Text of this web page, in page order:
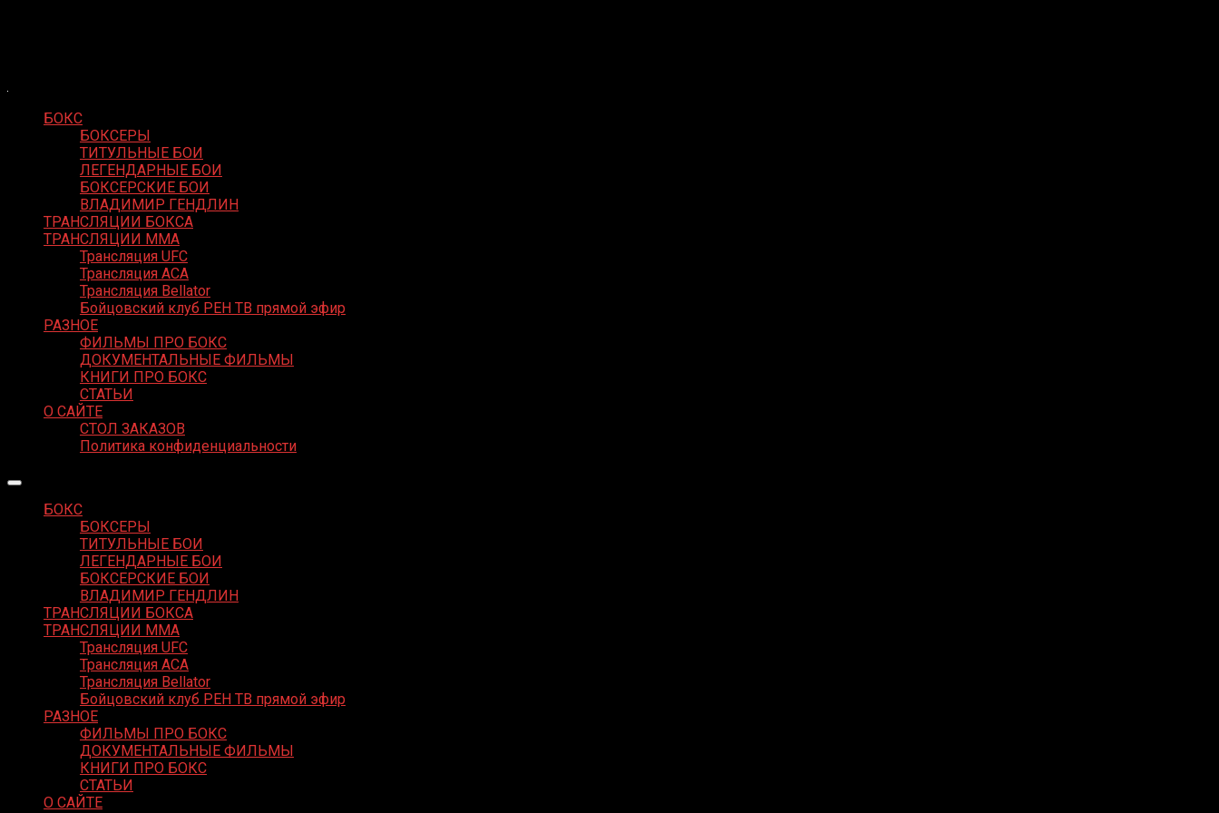
БОКС
БОКСЕРЫ
ТИТУЛЬНЫЕ БОИ
ЛЕГЕНДАРНЫЕ БОИ
БОКСЕРСКИЕ БОИ
ВЛАДИМИР ГЕНДЛИН
ТРАНСЛЯЦИИ БОКСА
ТРАНСЛЯЦИИ MMA
Трансляция UFC
Трансляция ACA
Трансляция Bellator
Бойцовский клуб РЕН ТВ прямой эфир
РАЗНОЕ
ФИЛЬМЫ ПРО БОКС
ДОКУМЕНТАЛЬНЫЕ ФИЛЬМЫ
КНИГИ ПРО БОКС
СТАТЬИ
О САЙТЕ
СТОЛ ЗАКАЗОВ
Политика конфиденциальности
БОКС
БОКСЕРЫ
ТИТУЛЬНЫЕ БОИ
ЛЕГЕНДАРНЫЕ БОИ
БОКСЕРСКИЕ БОИ
ВЛАДИМИР ГЕНДЛИН
ТРАНСЛЯЦИИ БОКСА
ТРАНСЛЯЦИИ MMA
Трансляция UFC
Трансляция ACA
Трансляция Bellator
Бойцовский клуб РЕН ТВ прямой эфир
РАЗНОЕ
ФИЛЬМЫ ПРО БОКС
ДОКУМЕНТАЛЬНЫЕ ФИЛЬМЫ
КНИГИ ПРО БОКС
СТАТЬИ
О САЙТЕ